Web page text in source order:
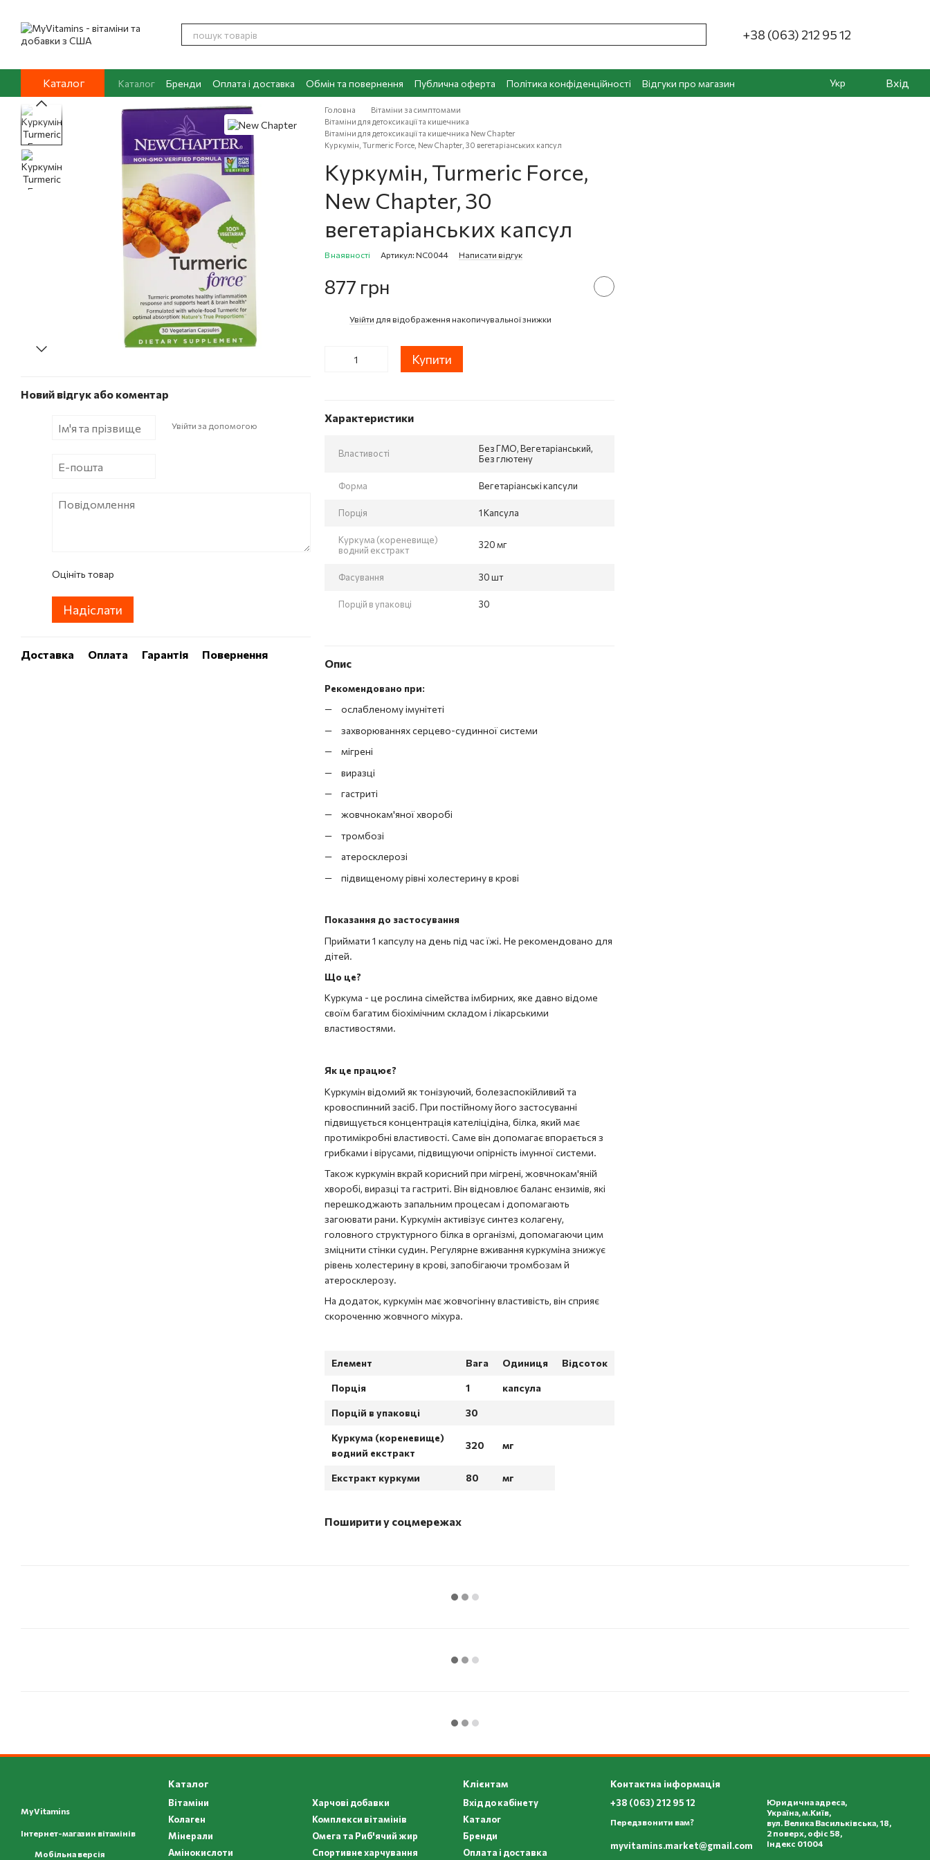
+38 (063) 212 95 12
Каталог Каталог Бренди Оплата і доставка Обмін та повернення Публична оферта Політика конфіденційності
Відгуки про магазин
Контакти
Про нас Блог
Укр Вхід
Новий відгук або коментар
Увійти за допомогою
Оцініть товар
Надіслати
Доставка Оплата Гарантія Повернення
Головна
Вітаміни за симптомами
Вітаміни для детоксикації та кишечника
Вітаміни для детоксикації та кишечника New Chapter
Куркумін, Turmeric Force, New Chapter, 30 вегетаріанських капсул
Куркумін, Turmeric Force,
New Chapter, 30
вегетаріанських капсул
В наявності Артикул: NC0044 Написати відгук
877 грн
Увійти для відображення накопичувальної знижки
Купити
Характеристики
Властивості
Без ГМО, Вегетаріанський,
Без глютену
Форма Вегетаріанські капсули
Порція 1 Капсула
Куркума (кореневище)
водний екстракт
320 мг
Фасування 30 шт
Порцій в упаковці 30
Опис
Рекомендовано при:
ослабленому імунітеті
захворюваннях серцево-судинної системи
мігрені
виразці
гастриті
жовчнокам'яної хворобі
тромбозі
атеросклерозі
підвищеному рівні холестерину в крові
Показання до застосування
Приймати 1 капсулу на день під час їжі. Не рекомендовано для
дітей.
Що це?
Куркума - це рослина сімейства імбирних, яке давно відоме
своїм багатим біохімічним складом і лікарськими
властивостями.
Як це працює?
Куркумін відомий як тонізуючий, болезаспокійливий та
кровоспинний засіб. При постійному його застосуванні
підвищується концентрація кателіцідіна, білка, який має
протимікробні властивості. Саме він допомагає впорається з
грибками і вірусами, підвищуючи опірність імунної системи.
Також куркумін вкрай корисний при мігрені, жовчнокам'яній
хворобі, виразці та гастриті. Він відновлює баланс ензимів, які
перешкоджають запальним процесам і допомагають
загоювати рани. Куркумін активізує синтез колагену,
головного структурного білка в організмі, допомагаючи цим
зміцнити стінки судин. Регулярне вживання куркуміна знижує
рівень холестерину в крові, запобігаючи тромбозам й
атеросклерозу.
На додаток, куркумін має жовчогінну властивість, він сприяє
скороченню жовчного міхура.
Елемент Вага Одиниця Відсоток
Порція 1 капсула
Порцій в упаковці 30
Куркума (кореневище)
водний екстракт
320 мг
Екстракт куркуми 80 мг
Поширити у соцмережах
MyVitamins
Інтернет-магазин вітамінів
Мобільна версія
Каталог
Вітаміни
Колаген
Мінерали
Амінокислоти
Харчові добавки
Комплекси вітамінів
Омега та Риб'ячий жир
Спортивне харчування
Клієнтам
Вхід до кабінету
Каталог
Бренди
Оплата і доставка
Контактна інформація
+38 (063) 212 95 12
Передзвонити вам?
myvitamins.market@gmail.com
Юридична адреса,
Україна, м.Київ,
вул. Велика Васильківська, 18,
2 поверх, офіс 58,
Індекс 01004